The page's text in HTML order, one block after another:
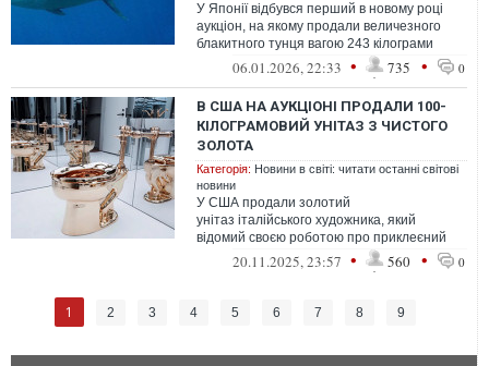
У Японії відбувся перший в новому році
аукціон, на якому продали величезного
блакитного тунця вагою 243 кілограми
за рекордні 410 мільйонів єн — 3,2 м...
06.01.2026, 22:33 • 735 • 0
В США НА АУКЦІОНІ ПРОДАЛИ 100-
КІЛОГРАМОВИЙ УНІТАЗ З ЧИСТОГО
ЗОЛОТА
Категорія: Новини в світі: читати останні світові
новини
У США продали золотий
унітаз італійського художника, який
відомий своєю роботою про приклеєний
до стіни банан
20.11.2025, 23:57 • 560 • 0
1 2 3 4 5 6 7 8 9